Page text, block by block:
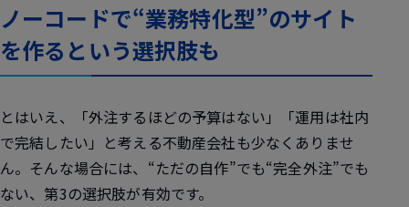
ノーコードで“業務特化型”のサイト
を作るという選択肢も
とはいえ、「外注するほどの予算はない」「運用は社内
で完結したい」と考える不動産会社も少なくありませ
ん。そんな場合には、“ただの自作”でも“完全外注”でも
ない、第3の選択肢が有効です。